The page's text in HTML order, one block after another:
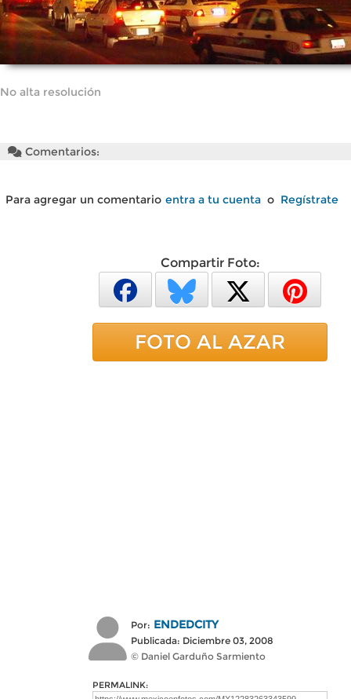
No alta resolución
Comentarios:
Para agregar un comentario entra a tu cuenta o Regístrate
Compartir Foto:
FOTO AL AZAR
Por: ENDEDCITY
Publicada: Diciembre 03, 2008
© Daniel Garduño Sarmiento
PERMALINK: